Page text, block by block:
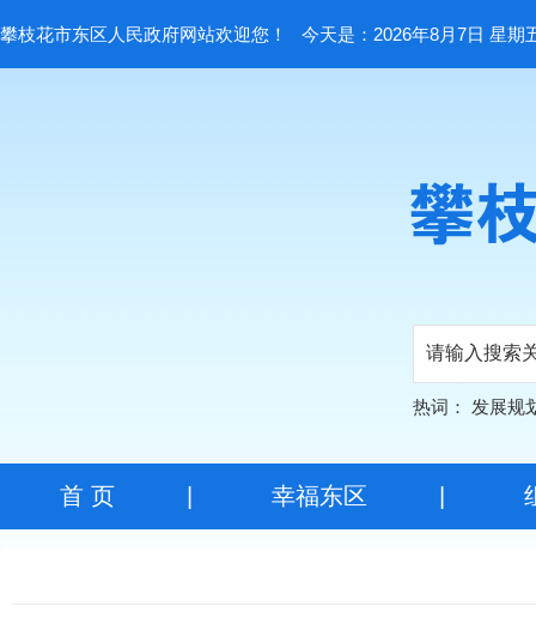
攀枝花市东区人民政府网站欢迎您！ 今天是：2026年8月7日 星期
热词： 发展规
首 页| 幸福东区